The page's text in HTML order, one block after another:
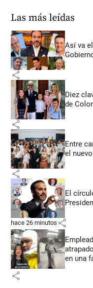
Las más leídas
Así va
share
Diez
de
share
Entre
el
share
El
hace 26 minutos share
en una
share